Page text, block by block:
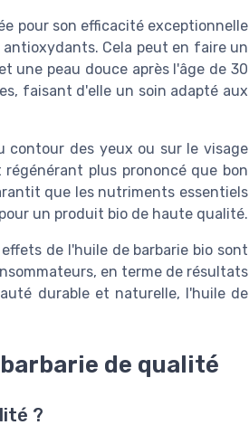
pour son efficacité exceptionnelle
Cela peut en faire un
une peau douce après l'âge de 30
faisant d'elle un soin adapté aux
contour des yeux ou sur le visage
plus prononcé que bon
que les nutriments essentiels
un produit bio de haute qualité.
de l'huile de barbarie bio sont
en terme de résultats
durable et naturelle, l'huile de
de qualité
?